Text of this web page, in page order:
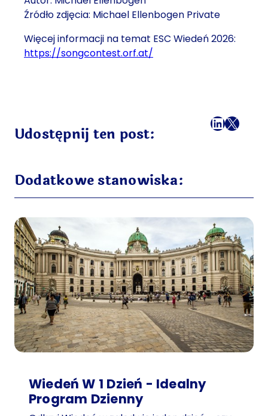
Źródło zdjęcia: Michael Ellenbogen Private
Więcej informacji na temat ESC Wiedeń 2026:
https://songcontest.orf.at/
Udostępnij ten post:
Facebook
LinkedIn
X Mail
Dodatkowe stanowiska:
Wiedeń W 1 Dzień - Idealny
Program Dzienny